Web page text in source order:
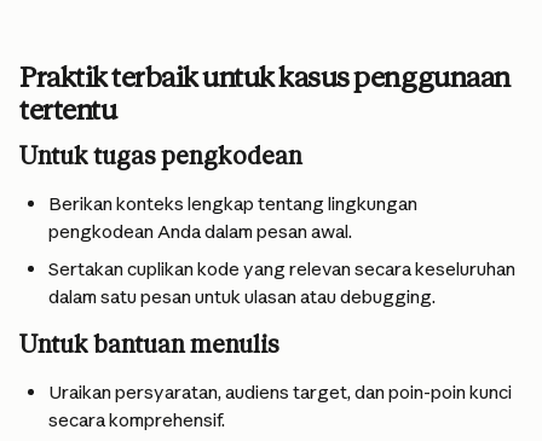
Praktik terbaik untuk kasus penggunaan
tertentu
Untuk tugas pengkodean
Berikan konteks lengkap tentang lingkungan
pengkodean Anda dalam pesan awal.
Sertakan cuplikan kode yang relevan secara keseluruhan
dalam satu pesan untuk ulasan atau debugging.
Untuk bantuan menulis
Uraikan persyaratan, audiens target, dan poin-poin kunci
secara komprehensif.